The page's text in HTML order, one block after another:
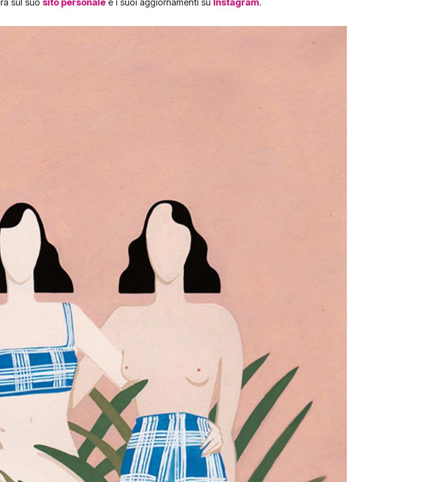
sul suo sito personale e i suoi aggiornamenti su Instagram.